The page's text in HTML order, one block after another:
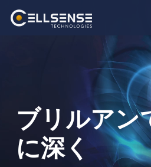
ブリルアン
に深く